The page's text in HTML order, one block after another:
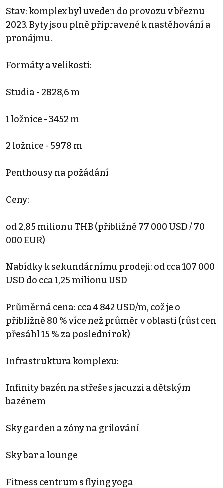
Stav: komplex byl uveden do provozu v březnu
2023. Byty jsou plně připravené k nastěhování a
pronájmu.
Formáty a velikosti:
Studia - 2828,6 m
1 ložnice - 3452 m
2 ložnice - 5978 m
Penthousy na požádání
Ceny:
od 2,85 milionu THB (přibližně 77 000 USD / 70
000 EUR)
Nabídky k sekundárnímu prodeji: od cca 107 000
USD do cca 1,25 milionu USD
Průměrná cena: cca 4 842 USD/m, což je o
přibližně 80 % více než průměr v oblasti (růst cen
přesáhl 15 % za poslední rok)
Infrastruktura komplexu:
Infinity bazén na střeše s jacuzzi a dětským
bazénem
Sky garden a zóny na grilování
Sky bar a lounge
Fitness centrum s flying yoga